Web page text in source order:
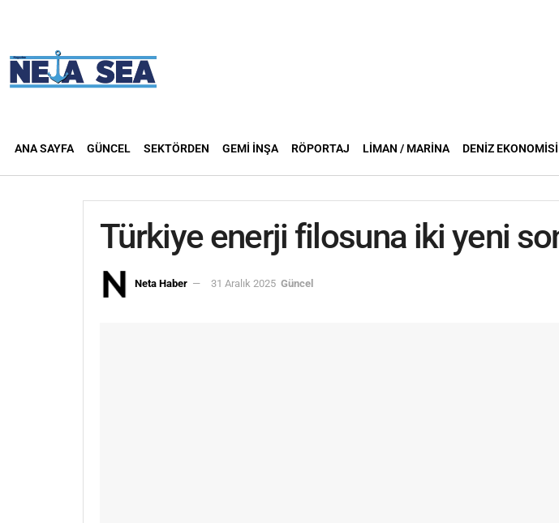
ANA SAYFA GÜNCEL SEKTÖRDEN GEMI İNŞA RÖPORTAJ LIMAN / MARINA DENIZ EKONOMISI
Türkiye enerji filosuna iki yeni
Neta Haber 31 Aralık 2025 Güncel